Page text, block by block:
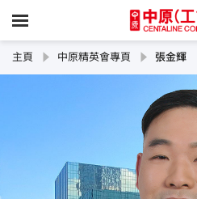
主頁 中原精英會專頁 張金輝